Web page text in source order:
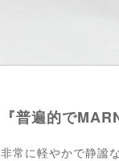
『普遍的で
非常に軽やかで静謐